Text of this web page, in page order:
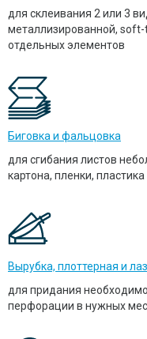
для склеивания 2 или 3
металлизированной, soft-
отдельных элементов
Биговка и фальцовка
для сгибания листов
картона, пленки, пластика
Вырубка, плоттерная и
для придания
перфорации в нужных